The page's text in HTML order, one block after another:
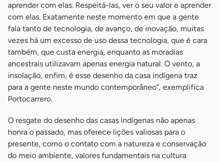
aprender com elas. Respeitá-las, ver o seu valor e aprender
com elas. Exatamente neste momento em que a gente
fala tanto de tecnologia, de avanço, de inovação, muitas
vezes há um excesso de uso dessa tecnologia, que é cara
também, que custa energia, enquanto as moradias
ancestrais utilizavam apenas energia natural. O vento, a
insolação, enfim, é esse desenho da casa indígena traz
para a gente neste mundo contemporâneo”, exemplifica
Portocarrero.
O resgate do desenho das casas indígenas não apenas
honra o passado, mas oferece lições valiosas para o
presente, como o contato com a natureza e conservação
do meio ambiente, valores fundamentais na cultura